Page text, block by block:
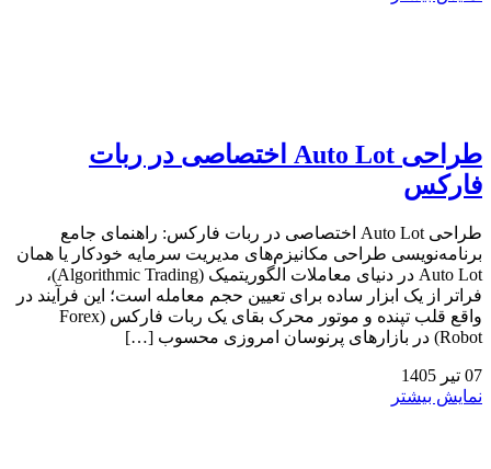
طراحی Auto Lot اختصاصی در ربات
فارکس
طراحی Auto Lot اختصاصی در ربات فارکس: راهنمای جامع
برنامه‌نویسی طراحی مکانیزم‌های مدیریت سرمایه خودکار یا همان
Auto Lot در دنیای معاملات الگوریتمیک (Algorithmic Trading)،
فراتر از یک ابزار ساده برای تعیین حجم معامله است؛ این فرآیند در
واقع قلب تپنده و موتور محرک بقای یک ربات فارکس (Forex
Robot) در بازارهای پرنوسان امروزی محسوب […]
07 تیر 1405
نمایش بیشتر